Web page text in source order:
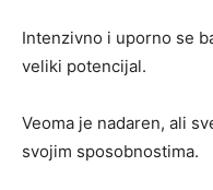
Intenzivno i uporno se
veliki potencijal.
Veoma je nadaren, ali
svojim sposobnostima.